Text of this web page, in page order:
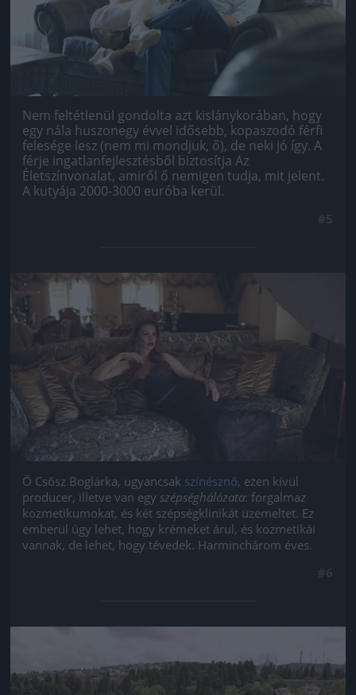
Nem feltétlenül gondolta azt kislánykorában, hogy
egy nála huszonegy évvel idősebb, kopaszodó férfi
felesége lesz (nem mi mondjuk, ő), de neki jó így. A
férje ingatlanfejlesztésből biztosítja Az
Életszínvonalat, amiről ő nemigen tudja, mit jelent.
A kutyája 2000-3000 euróba kerül.
Jön még kép!
Ő Csősz Boglárka, ugyancsak színésznő, ezen kívül
producer, illetve van egy szépséghálózata: forgalmaz
kozmetikumokat, és két szépségklinikát üzemeltet. Ez
emberül úgy lehet, hogy krémeket árul, és kozmetikái
vannak, de lehet, hogy tévedek. Harminchárom éves.